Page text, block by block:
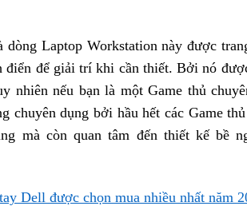
Laptop Workstation này được
điển để giải trí khi cần thiết. Bởi nó
nhiên nếu bạn là một Game thủ
chuyên dụng bởi hầu hết các Game
mà còn quan tâm đến thiết kế bề
Dell được chọn mua nhiều nhất năm